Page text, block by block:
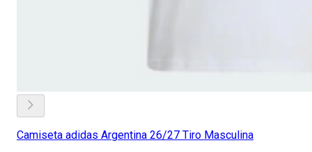
Camiseta adidas Argentina 26/27 Tiro Masculina